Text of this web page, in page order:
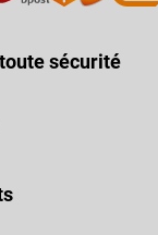
sécurité